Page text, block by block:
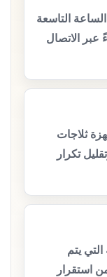
التاسعة
الاتصال
ثلاجات
تكرار
يتم
استقرار